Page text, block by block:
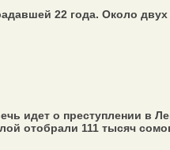
22 года. Около
идет о преступлении в
отобрали 111 тысяч